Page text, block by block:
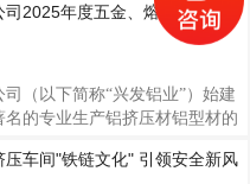
交流 携手同行共赢越南经销商
的带领下，前往总部厂区内各
察，现场观摩了解铝型
经四十余载风雨兼程，从一家名
起成为行业领军者，更以技术
生产和全球化视野，打造出兼
特色的企业形象。一、品质坚
发铝业的品牌文化体系
终，产品理念强调“苛求细
司2025年度五金、熔辅、包材、
（以下简称“兴发铝业”）始建
名的专业生产铝挤压材铝型材的
、四川成都、河南沁阳、浙江
压车间"铁链文化" 引领安全新风